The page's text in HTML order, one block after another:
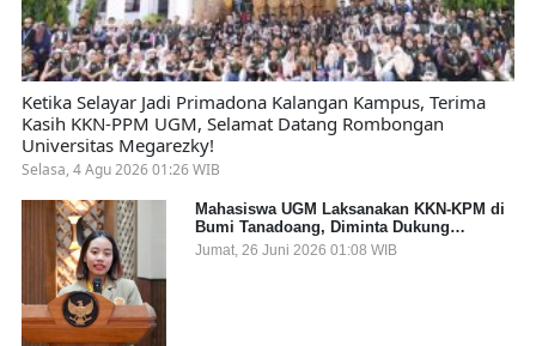
Ketika Selayar Jadi Primadona Kalangan Kampus, Terima
Kasih KKN-PPM UGM, Selamat Datang Rombongan
Universitas Megarezky!
Selasa, 4 Agu 2026 01:26 WIB
Mahasiswa UGM Laksanakan KKN-KPM di
Bumi Tanadoang, Diminta Dukung
Gemerlap dan Beri Solusi pada Persoalan
Sampah Pesisir
Jumat, 26 Juni 2026 01:08 WIB